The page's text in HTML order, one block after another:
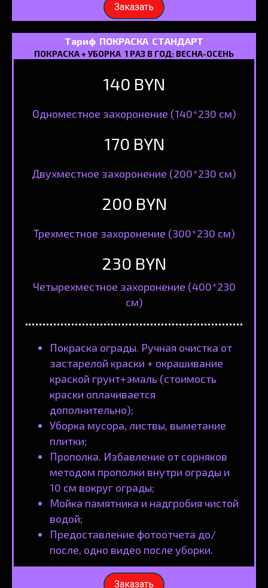
Заказать
Тариф ПОКРАСКА СТАНДАРТ
ПОКРАСКА + УБОРКА 1 РАЗ В ГОД: ВЕСНА-ОСЕНЬ
140 BYN
Одноместное захоронение (140*230 см)
170 BYN
Двухместное захоронение (200*230 см)
200 BYN
Трехместное захоронение (300*230 см)
230 BYN
Четырехместное захоронение (400*230
см)
Покраска ограды. Ручная очистка от
застарелой краски + окрашивание
краской грунт+эмаль (стоимость
краски оплачивается
дополнительно);
Уборка мусора, листвы, выметание
плитки;
Прополка. Избавление от сорняков
методом прополки внутри ограды и
10 см вокруг ограды;
Мойка памятника и надгробия чистой
водой;
Предоставление фотоотчета до/
после, одно видео после уборки.
Заказать